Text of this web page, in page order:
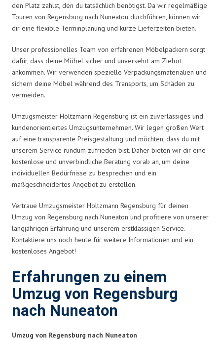
den Platz zahlst, den du tatsächlich benötigst. Da wir regelmäßige
Touren von Regensburg nach Nuneaton durchführen, können wir
dir eine flexible Terminplanung und kurze Lieferzeiten bieten.
Unser professionelles Team von erfahrenen Möbelpackern sorgt
dafür, dass deine Möbel sicher und unversehrt am Zielort
ankommen. Wir verwenden spezielle Verpackungsmaterialien und
sichern deine Möbel während des Transports, um Schäden zu
vermeiden.
Umzugsmeister Holtzmann Regensburg ist ein zuverlässiges und
kundenorientiertes Umzugsunternehmen. Wir legen großen Wert
auf eine transparente Preisgestaltung und möchten, dass du mit
unserem Service rundum zufrieden bist. Daher bieten wir dir eine
kostenlose und unverbindliche Beratung vorab an, um deine
individuellen Bedürfnisse zu besprechen und ein
maßgeschneidertes Angebot zu erstellen.
Vertraue Umzugsmeister Holtzmann Regensburg für deinen
Umzug von Regensburg nach Nuneaton und profitiere von unserer
langjährigen Erfahrung und unserem erstklassigen Service.
Kontaktiere uns noch heute für weitere Informationen und ein
kostenloses Angebot!
Erfahrungen zu einem
Umzug von Regensburg
nach Nuneaton
Umzug von Regensburg nach Nuneaton